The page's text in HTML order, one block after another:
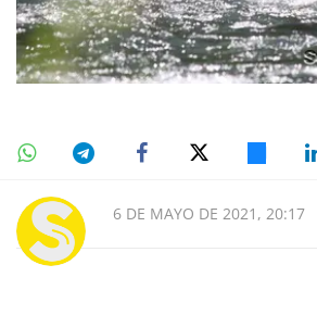
6 DE MAYO DE 2021, 20:17